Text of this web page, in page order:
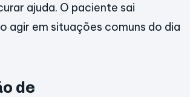
ajuda. O paciente sai
agir em situações comuns do dia
de